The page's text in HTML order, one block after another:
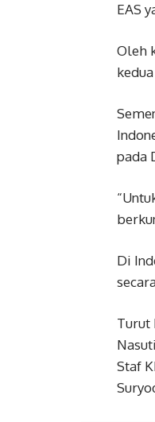
EAS
Oleh
pada
Di
Turut
Staf